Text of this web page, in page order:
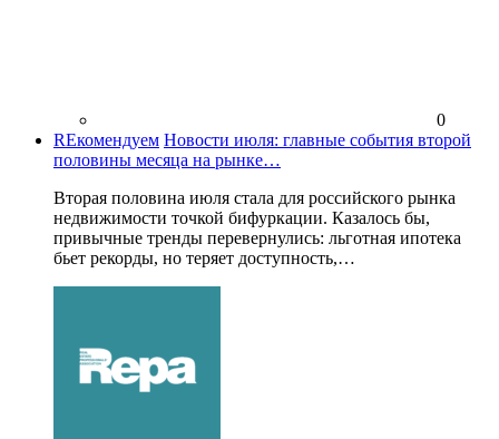
0
REкомендуем Новости июля: главные события второй
половины месяца на рынке…
Вторая половина июля стала для российского рынка
недвижимости точкой бифуркации. Казалось бы,
привычные тренды перевернулись: льготная ипотека
бьет рекорды, но теряет доступность,…